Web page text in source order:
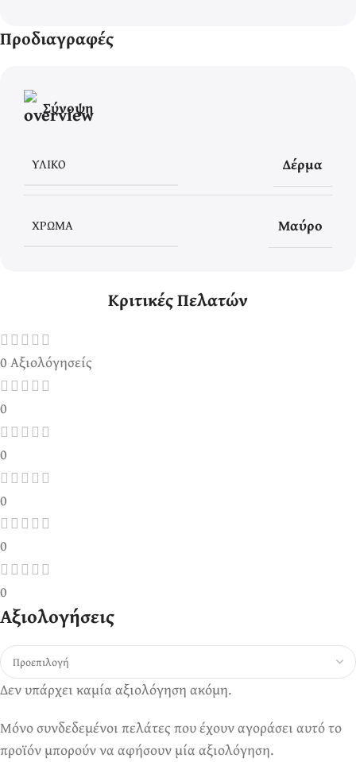
Προδιαγραφές
Σύνοψη
ΥΛΙΚΌ Δέρμα
ΧΡΏΜΑ Μαύρο
Κριτικές Πελατών
0 Αξιολόγησείς
0
0
0
0
0
Αξιολογήσεις
Δεν υπάρχει καμία αξιολόγηση ακόμη.
Μόνο συνδεδεμένοι πελάτες που έχουν αγοράσει αυτό το
προϊόν μπορούν να αφήσουν μία αξιολόγηση.